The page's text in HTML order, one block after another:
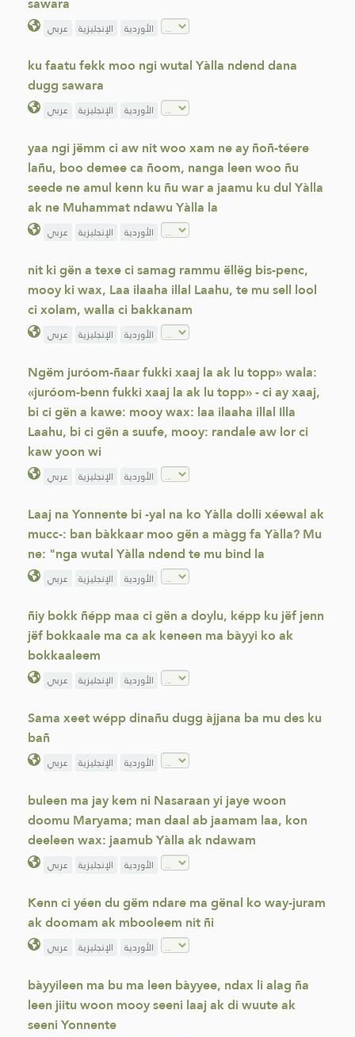
عربي الإنجليزية الأوردية
ku faatu fekk moo ngi wutal Yàlla ndend dana
dugg sawara
عربي الإنجليزية الأوردية
yaa ngi jëmm ci aw nit woo xam ne ay ñoñ-téere
lañu, boo demee ca ñoom, nanga leen woo ñu
seede ne amul kenn ku ñu war a jaamu ku dul Yàlla
ak ne Muhammat ndawu Yàlla la
عربي الإنجليزية الأوردية
nit ki gën a texe ci samag rammu ëllëg bis-penc,
mooy ki wax, Laa ilaaha illal Laahu, te mu sell lool
ci xolam, walla ci bakkanam
عربي الإنجليزية الأوردية
Ngëm juróom-ñaar fukki xaaj la ak lu topp» wala:
«juróom-benn fukki xaaj la ak lu topp» - ci ay xaaj,
bi ci gën a kawe: mooy wax: laa ilaaha illal Illa
Laahu, bi ci gën a suufe, mooy: randale aw lor ci
kaw yoon wi
عربي الإنجليزية الأوردية
Laaj na Yonnente bi -yal na ko Yàlla dolli xéewal ak
mucc-: ban bàkkaar moo gën a màgg fa Yàlla? Mu
ne: "nga wutal Yàlla ndend te mu bind la
عربي الإنجليزية الأوردية
ñiy bokk ñépp maa ci gën a doylu, képp ku jëf jenn
jëf bokkaale ma ca ak keneen ma bàyyi ko ak
bokkaaleem
عربي الإنجليزية الأوردية
Sama xeet wépp dinañu dugg àjjana ba mu des ku
bañ
عربي الإنجليزية الأوردية
buleen ma jay kem ni Nasaraan yi jaye woon
doomu Maryama; man daal ab jaamam laa, kon
deeleen wax: jaamub Yàlla ak ndawam
عربي الإنجليزية الأوردية
Kenn ci yéen du gëm ndare ma gënal ko way-juram
ak doomam ak mbooleem nit ñi
عربي الإنجليزية الأوردية
bàyyileen ma bu ma leen bàyyee, ndax li alag ña
leen jiitu woon mooy seeni laaj ak di wuute ak
seeni Yonnente